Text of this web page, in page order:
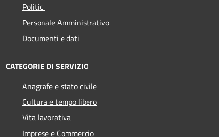
Politici
Personale Amministrativo
Documenti e dati
CATEGORIE DI SERVIZIO
Anagrafe e stato civile
Cultura e tempo libero
Vita lavorativa
Imprese e Commercio